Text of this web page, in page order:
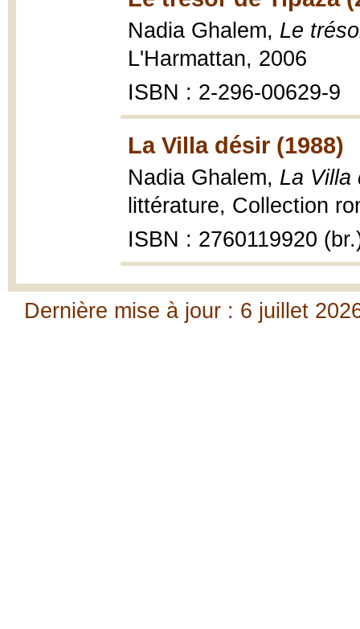
Nadia Ghalem, Le
L'Harmattan, 2006
ISBN : 2-296-00629-9
La Villa désir (1988)
Nadia Ghalem, La Villa
littérature, Collection
ISBN : 2760119920
Dernière mise à jour : 6 juillet